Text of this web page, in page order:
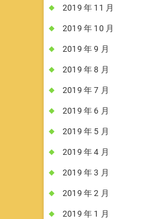
2019 年 11 月
2019 年 10 月
2019 年 9 月
2019 年 8 月
2019 年 7 月
2019 年 6 月
2019 年 5 月
2019 年 4 月
2019 年 3 月
2019 年 2 月
2019 年 1 月